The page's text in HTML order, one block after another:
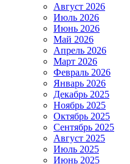
Август 2026
Июль 2026
Июнь 2026
Май 2026
Апрель 2026
Март 2026
Февраль 2026
Январь 2026
Декабрь 2025
Ноябрь 2025
Октябрь 2025
Сентябрь 2025
Август 2025
Июль 2025
Июнь 2025